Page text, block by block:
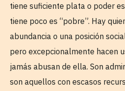
tiene suficiente plata o poder
tiene poco es “pobre”. Hay
abundancia o una posición
pero excepcionalmente hacen
jamás abusan de ella. Son
son aquellos con escasos